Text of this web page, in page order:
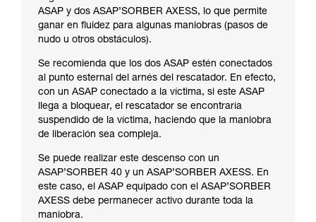
ASAP y dos ASAP’SORBER AXESS, lo que permite
ganar en fluidez para algunas maniobras (pasos de
nudo u otros obstáculos).
Se recomienda que los dos ASAP estén conectados
al punto esternal del arnés del rescatador. En efecto,
con un ASAP conectado a la víctima, si este ASAP
llega a bloquear, el rescatador se encontraría
suspendido de la víctima, haciendo que la maniobra
de liberación sea compleja.
Se puede realizar este descenso con un
ASAP’SORBER 40 y un ASAP’SORBER AXESS. En
este caso, el ASAP equipado con el ASAP’SORBER
AXESS debe permanecer activo durante toda la
maniobra.